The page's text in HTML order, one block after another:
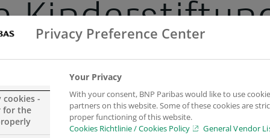
Tradition der gemeinsamen
an Die Arche Kinderstiftung, die
Privacy Preference Center
cookies -
for the
Your Privacy
With your consent, BNP Paribas would like to use
partners on this website. Some of these cookies are
proper functioning of this website.
Cookies Richtlinie / Cookies Policy
General Vendor